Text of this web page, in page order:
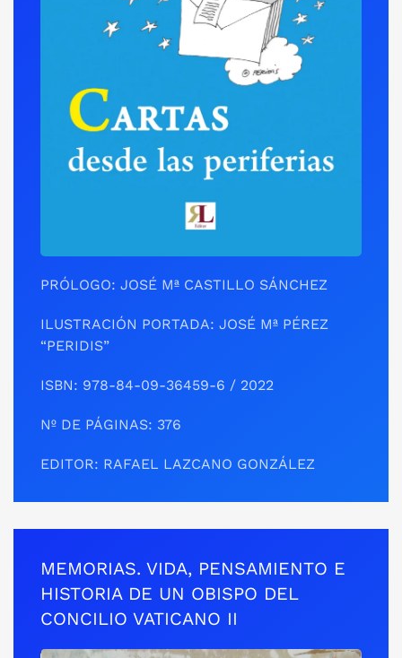
PRÓLOGO: JOSÉ Mª CASTILLO SÁNCHEZ
ILUSTRACIÓN PORTADA: JOSÉ Mª PÉREZ
“PERIDIS”
ISBN: 978-84-09-36459-6 / 2022
Nº DE PÁGINAS: 376
EDITOR: RAFAEL LAZCANO GONZÁLEZ
MEMORIAS. VIDA, PENSAMIENTO E
HISTORIA DE UN OBISPO DEL
CONCILIO VATICANO II